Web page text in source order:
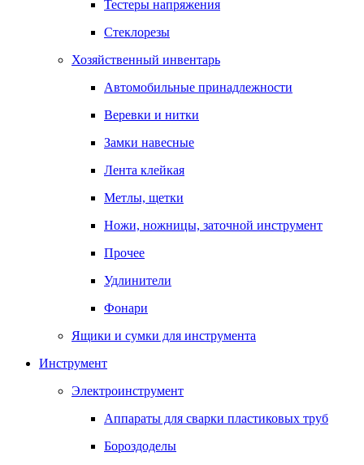
Тестеры напряжения
Стеклорезы
Хозяйственный инвентарь
Автомобильные принадлежности
Веревки и нитки
Замки навесные
Лента клейкая
Метлы, щетки
Ножи, ножницы, заточной инструмент
Прочее
Удлинители
Фонари
Ящики и сумки для инструмента
Инструмент
Электроинструмент
Аппараты для сварки пластиковых труб
Бороздоделы